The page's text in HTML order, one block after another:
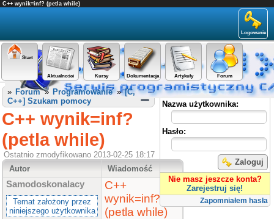
C++ wynik=inf? (petla while)
Logowanie
Start
Aktualności Kursy Dokumentacja Artykuły Forum
Panel użytkownika
Nazwa użytkownika:
Hasło:
Zaloguj
Nie masz jeszcze konta?
Zarejestruj się!
Zapomniałem hasła
» Forum» Programowanie»[C,
C++] Szukam pomocy
C++ wynik=inf?
(petla while)
Ostatnio zmodyfikowano 2013-02-25 18:17
Autor
Wiadomość
Samodoskonalacy
Temat założony przez
niniejszego użytkownika
C++
wynik=inf?
(petla while)